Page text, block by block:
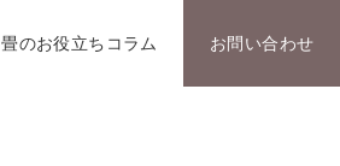
畳のお役立ちコラム お問い合わせ